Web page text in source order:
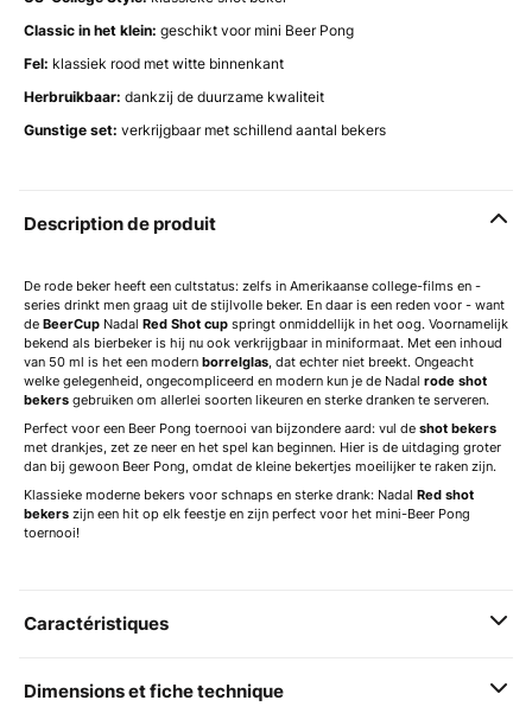
Classic in het klein: geschikt voor mini Beer Pong
Fel: klassiek rood met witte binnenkant
Herbruikbaar: dankzij de duurzame kwaliteit
Gunstige set: verkrijgbaar met schillend aantal bekers
Description de produit
De rode beker heeft een cultstatus: zelfs in Amerikaanse college-films en -
series drinkt men graag uit de stijlvolle beker. En daar is een reden voor - want
de BeerCup Nadal Red Shot cup springt onmiddellijk in het oog. Voornamelijk
bekend als bierbeker is hij nu ook verkrijgbaar in miniformaat. Met een inhoud
van 50 ml is het een modern borrelglas, dat echter niet breekt. Ongeacht
welke gelegenheid, ongecompliceerd en modern kun je de Nadal rode shot
bekers gebruiken om allerlei soorten likeuren en sterke dranken te serveren.
Perfect voor een Beer Pong toernooi van bijzondere aard: vul de shot bekers
met drankjes, zet ze neer en het spel kan beginnen. Hier is de uitdaging groter
dan bij gewoon Beer Pong, omdat de kleine bekertjes moeilijker te raken zijn.
Klassieke moderne bekers voor schnaps en sterke drank: Nadal Red shot
bekers zijn een hit op elk feestje en zijn perfect voor het mini-Beer Pong
toernooi!
Caractéristiques
Dimensions et fiche technique